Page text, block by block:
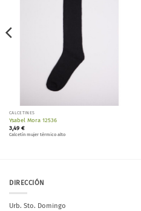
CALCETINES
Ysabel Mora 12536
3,49 €
Calcetín mujer térmico alto
DIRECCIÓN
Urb. Sto. Domingo